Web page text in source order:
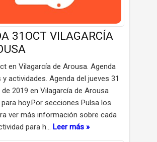
31OCT VILAGARCÍA
en Vilagarcía de Arousa. Agenda
actividades. Agenda del jueves 31
2019 en Vilagarcía de Arousa
hoy.Por secciones Pulsa los
ver más información sobre cada
para h… Leer más »